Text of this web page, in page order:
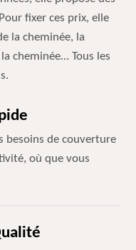
fixer ces prix, elle
la cheminée, la
cheminée… Tous les
besoins de couverture
où que vous